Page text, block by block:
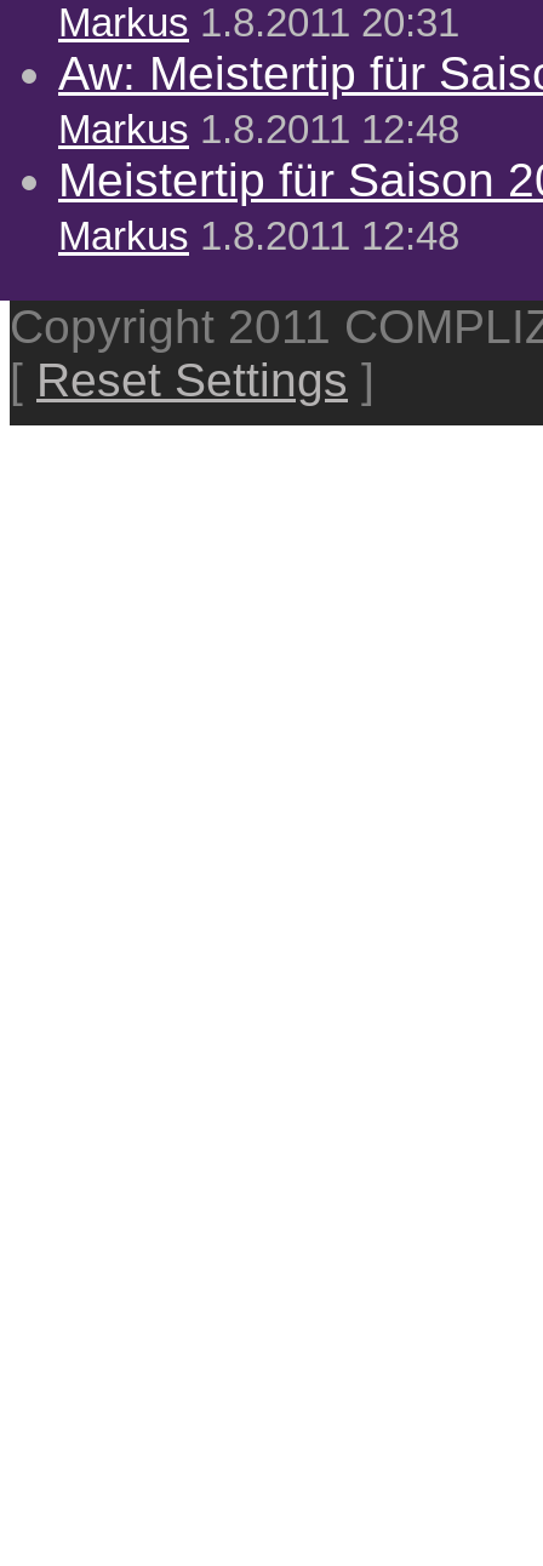
Markus 1.8.2011 20:31
Aw: Meistertip für
Markus 1.8.2011 12:48
Meistertip für Saison
Markus 1.8.2011 12:48
Copyright 2011
[ Reset Settings ]